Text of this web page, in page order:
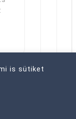
is sütiket